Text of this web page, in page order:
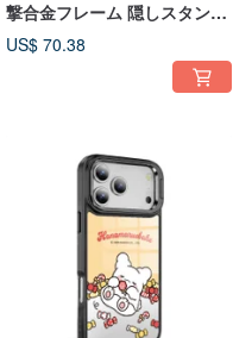
撃合金フレーム 隠しスタンド
ミラー MagSafe 対応ケース -
POP 大ハンモック
US$ 70.38